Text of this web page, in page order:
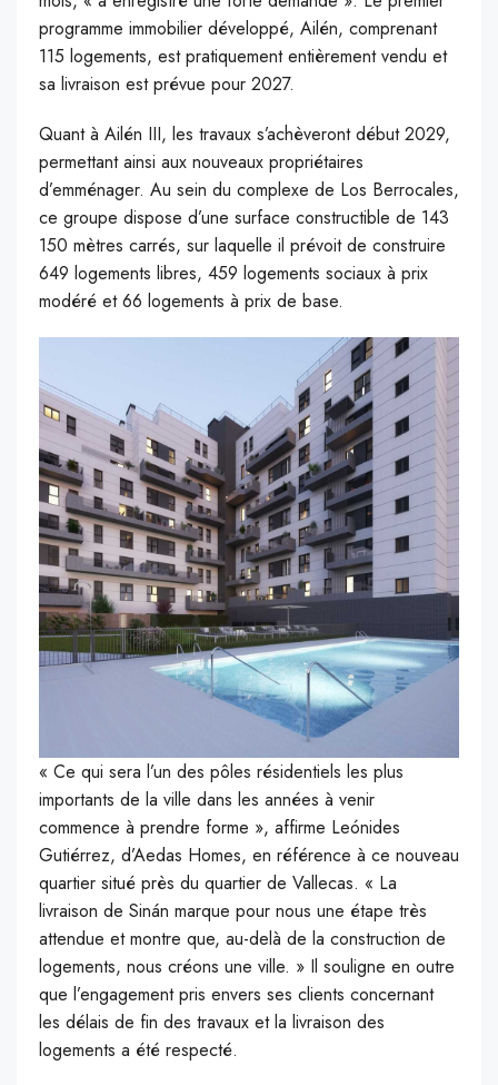
programme immobilier développé, Ailén, comprenant
115 logements, est pratiquement entièrement vendu et
sa livraison est prévue pour 2027.
Quant à Ailén III, les travaux s’achèveront début 2029,
permettant ainsi aux nouveaux propriétaires
d’emménager. Au sein du complexe de Los Berrocales,
ce groupe dispose d’une surface constructible de 143
150 mètres carrés, sur laquelle il prévoit de construire
649 logements libres, 459 logements sociaux à prix
modéré et 66 logements à prix de base.
« Ce qui sera l’un des pôles résidentiels les plus
importants de la ville dans les années à venir
commence à prendre forme », affirme Leónides
Gutiérrez, d’Aedas Homes, en référence à ce nouveau
quartier situé près du quartier de Vallecas. « La
livraison de Sinán marque pour nous une étape très
attendue et montre que, au-delà de la construction de
logements, nous créons une ville. » Il souligne en outre
que l’engagement pris envers ses clients concernant
les délais de fin des travaux et la livraison des
logements a été respecté.